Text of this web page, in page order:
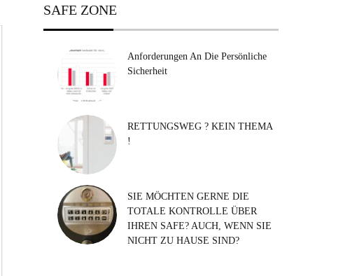
SAFE ZONE
Anforderungen An Die Persönliche
Sicherheit
RETTUNGSWEG ? KEIN THEMA
!
SIE MÖCHTEN GERNE DIE
TOTALE KONTROLLE ÜBER
IHREN SAFE? AUCH, WENN SIE
NICHT ZU HAUSE SIND?